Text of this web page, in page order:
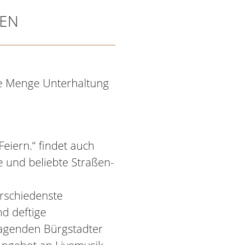
Menge Unterhaltung
findet auch
und beliebte Straßen-
deftige
Bürgstadter